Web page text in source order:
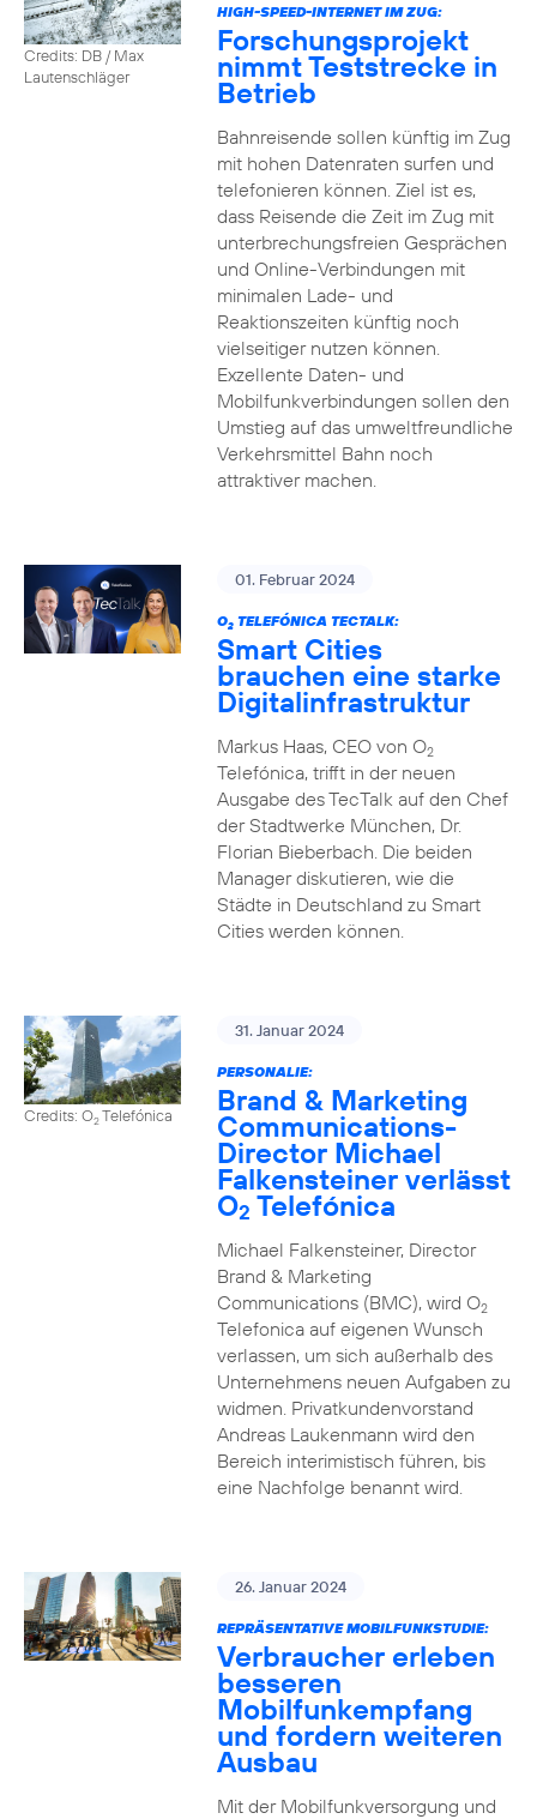
Credits: DB / Max
Lautenschläger
HIGH-SPEED-INTERNET IM ZUG:
Forschungsprojekt
nimmt Teststrecke in
Betrieb
Bahnreisende sollen künftig im Zug
mit hohen Datenraten surfen und
telefonieren können. Ziel ist es,
dass Reisende die Zeit im Zug mit
unterbrechungsfreien Gesprächen
und Online-Verbindungen mit
minimalen Lade- und
Reaktionszeiten künftig noch
vielseitiger nutzen können.
Exzellente Daten- und
Mobilfunkverbindungen sollen den
Umstieg auf das umweltfreundliche
Verkehrsmittel Bahn noch
attraktiver machen.
01. Februar 2024
O2TELEFÓNICA TECTALK:
Smart Cities
brauchen eine starke
Digitalinfrastruktur
Markus Haas, CEO von O2
Telefónica, trifft in der neuen
Ausgabe des TecTalk auf den Chef
der Stadtwerke München, Dr.
Florian Bieberbach. Die beiden
Manager diskutieren, wie die
Städte in Deutschland zu Smart
Cities werden können.
Credits: O2Telefónica
31. Januar 2024
PERSONALIE:
Brand & Marketing
Communications-
Director Michael
Falkensteiner verlässt
O2 Telefónica
Michael Falkensteiner, Director
Brand & Marketing
Communications (BMC), wird O2
Telefonica auf eigenen Wunsch
verlassen, um sich außerhalb des
Unternehmens neuen Aufgaben zu
widmen. Privatkundenvorstand
Andreas Laukenmann wird den
Bereich interimistisch führen, bis
eine Nachfolge benannt wird.
26. Januar 2024
REPRÄSENTATIVE MOBILFUNKSTUDIE:
Verbraucher erleben
besseren
Mobilfunkempfang
und fordern weiteren
Ausbau
Mit der Mobilfunkversorgung und